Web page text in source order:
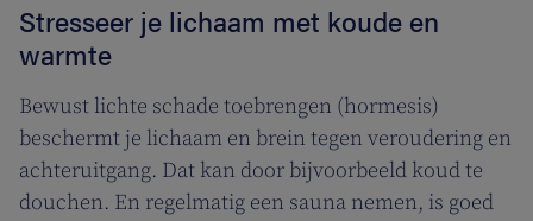
Stresseer je lichaam met koude en
warmte
Bewust lichte schade toebrengen (hormesis)
beschermt je lichaam en brein tegen veroudering en
achteruitgang. Dat kan door bijvoorbeeld koud te
douchen. En regelmatig een sauna nemen, is goed